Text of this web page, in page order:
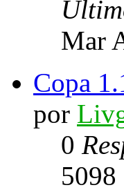
Mar
Copa
por
0
5098